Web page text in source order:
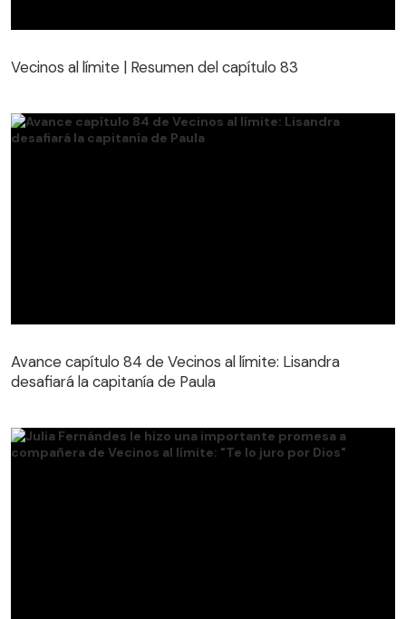
Vecinos al límite | Resumen del capítulo 83
desafiará la capitanía de Paula
Avance capítulo 84 de Vecinos al límite: Lisandra
desafiará la capitanía de Paula